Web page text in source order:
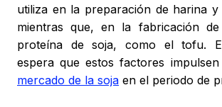
utiliza en la preparación de harina y
mientras que, en la fabricación
proteína de soja, como el tofu.
espera que estos factores
mercado de la soja en el periodo de